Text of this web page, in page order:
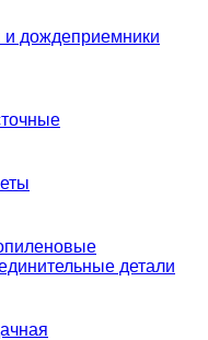
дождеприемники
детали